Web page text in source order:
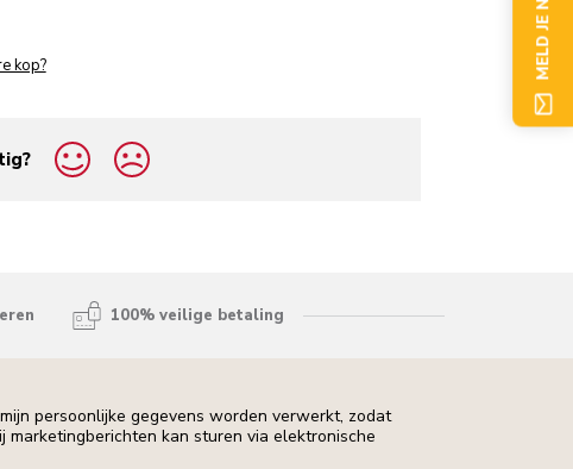
kop?
100% veilige betaling
persoonlijke gegevens worden verwerkt, zodat
marketingberichten kan sturen via elektronische